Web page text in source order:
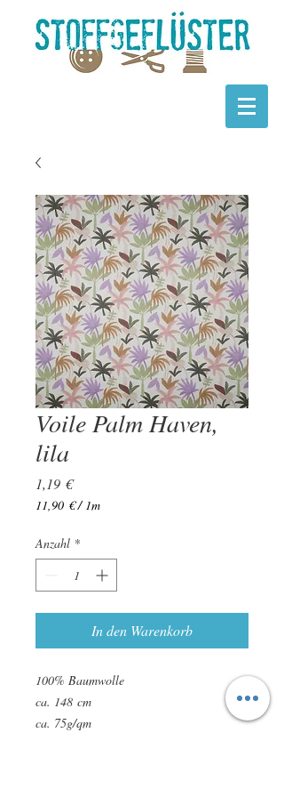
Voile Palm Haven,
lila
1,19 €Preis
11,90 € /1m
pro
1
Anzahl *
In den Warenkorb
100% Baumwolle
ca. 148 cm
ca. 75g/qm